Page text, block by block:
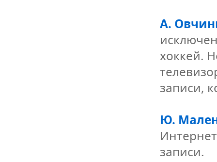
А.
хоккей.
записи,
Ю.
записи.